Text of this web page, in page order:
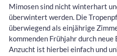
Mimosen sind nicht winterhart
überwintert werden. Die
überwiegend als einjährige
kommenden Frühjahr durch
Anzucht ist hierbei einfach und